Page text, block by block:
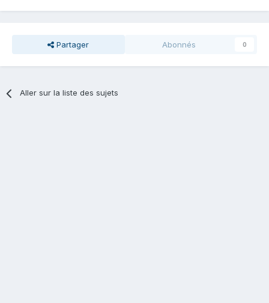
Partager Abonnés 0
Aller sur la liste des sujets